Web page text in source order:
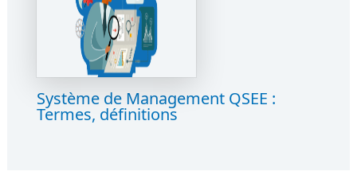
Système de Management QSEE :
Termes, définitions